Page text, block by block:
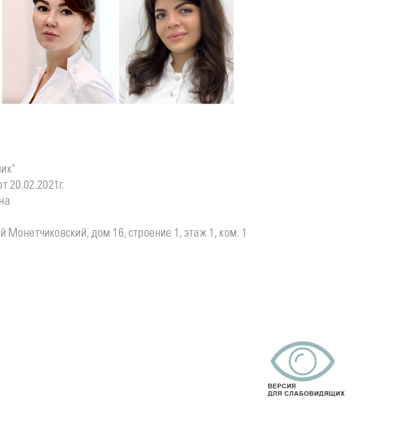
Подробнее о
Ситдикова
Стоматолог-хирург
Подробнеео
Тумасян
Рузанна
Стоматолог-терапевт
20.02.2021г.
Монетчиковский, дом 16, строение 1, этаж 1, ком. 1